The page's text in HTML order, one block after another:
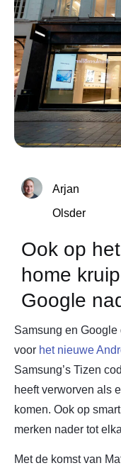
Arjan
Olsder
Ook op
home
Google
Samsung en
voor het nieuwe
Samsung’s Tizen
heeft verworven als
komen. Ook op
merken nader tot
Met de komst van